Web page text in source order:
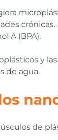
A (BPA).
y
de agua.
de